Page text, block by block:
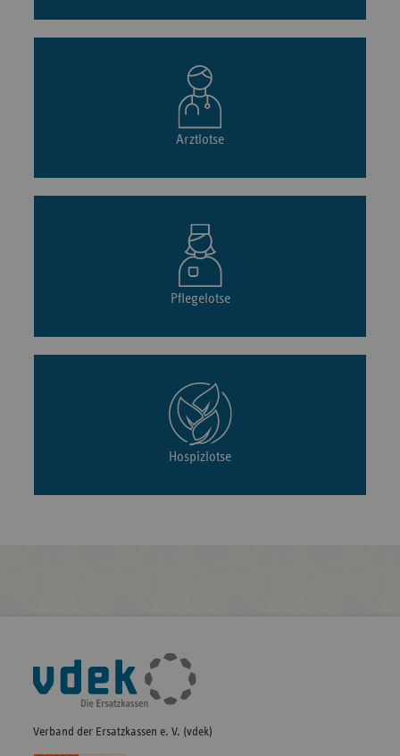
Arztlotse
Pflegelotse
Hospizlotse
Fußleisten-
Navigation
Verband der Ersatzkassen e. V. (vdek)